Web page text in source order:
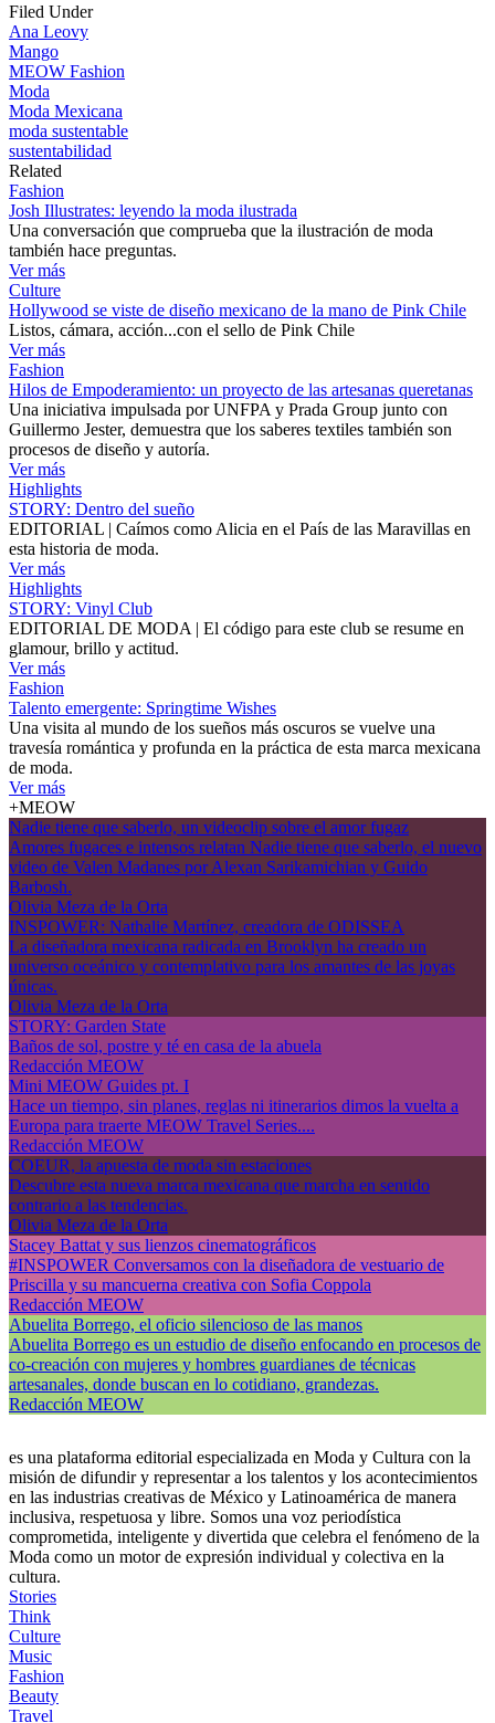
Filed Under
Ana Leovy
Mango
MEOW Fashion
Moda
Moda Mexicana
moda sustentable
sustentabilidad
Related
Fashion
Josh Illustrates: leyendo la moda ilustrada
Una conversación que comprueba que la ilustración de moda
también hace preguntas.
Ver más
Culture
Hollywood se viste de diseño mexicano de la mano de Pink Chile
Listos, cámara, acción...con el sello de Pink Chile
Ver más
Fashion
Hilos de Empoderamiento: un proyecto de las artesanas queretanas
Una iniciativa impulsada por UNFPA y Prada Group junto con
Guillermo Jester, demuestra que los saberes textiles también son
procesos de diseño y autoría.
Ver más
Highlights
STORY: Dentro del sueño
EDITORIAL | Caímos como Alicia en el País de las Maravillas en
esta historia de moda.
Ver más
Highlights
STORY: Vinyl Club
EDITORIAL DE MODA | El código para este club se resume en
glamour, brillo y actitud.
Ver más
Fashion
Talento emergente: Springtime Wishes
Una visita al mundo de los sueños más oscuros se vuelve una
travesía romántica y profunda en la práctica de esta marca mexicana
de moda.
Ver más
+MEOW
Nadie tiene que saberlo, un videoclip sobre el amor fugaz
Amores fugaces e intensos relatan Nadie tiene que saberlo, el nuevo
video de Valen Madanes por Alexan Sarikamichian y Guido
Barbosh.
Olivia Meza de la Orta
INSPOWER: Nathalie Martínez, creadora de ODISSEA
La diseñadora mexicana radicada en Brooklyn ha creado un
universo oceánico y contemplativo para los amantes de las joyas
únicas.
Olivia Meza de la Orta
STORY: Garden State
Baños de sol, postre y té en casa de la abuela
Redacción MEOW
Mini MEOW Guides pt. I
Hace un tiempo, sin planes, reglas ni itinerarios dimos la vuelta a
Europa para traerte MEOW Travel Series....
Redacción MEOW
COEUR, la apuesta de moda sin estaciones
Descubre esta nueva marca mexicana que marcha en sentido
contrario a las tendencias.
Olivia Meza de la Orta
Stacey Battat y sus lienzos cinematográficos
#INSPOWER Conversamos con la diseñadora de vestuario de
Priscilla y su mancuerna creativa con Sofia Coppola
Redacción MEOW
Abuelita Borrego, el oficio silencioso de las manos
Abuelita Borrego es un estudio de diseño enfocando en procesos de
co-creación con mujeres y hombres guardianes de técnicas
artesanales, donde buscan en lo cotidiano, grandezas.
Redacción MEOW
es una plataforma editorial especializada en Moda y Cultura con la
misión de difundir y representar a los talentos y los acontecimientos
en las industrias creativas de México y Latinoamérica de manera
inclusiva, respetuosa y libre. Somos una voz periodística
comprometida, inteligente y divertida que celebra el fenómeno de la
Moda como un motor de expresión individual y colectiva en la
cultura.
Stories
Think
Culture
Music
Fashion
Beauty
Travel